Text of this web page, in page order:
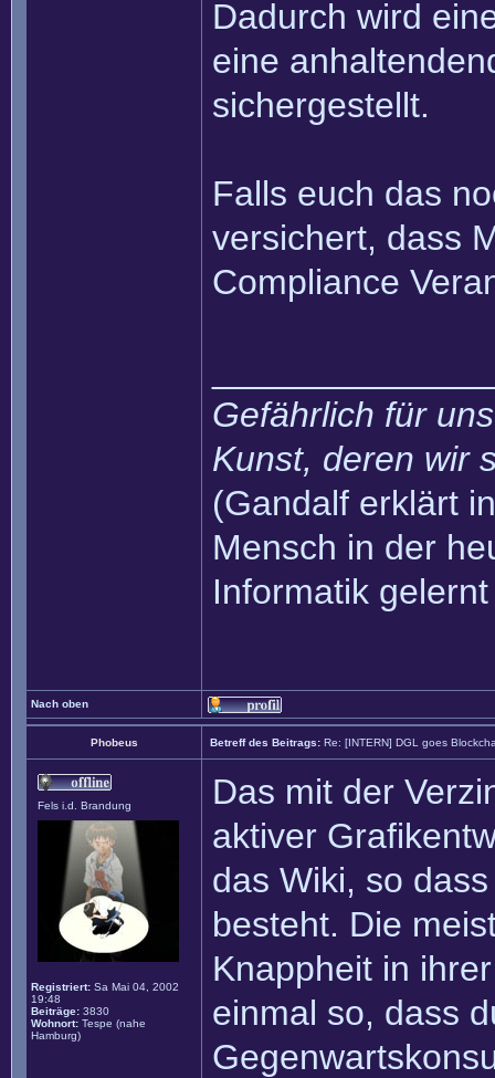
Dadurch wird
eine
sichergestellt.
Falls euch das
versichert, dass
Compliance
Gefährlich für
Kunst, deren wir
(Gandalf erklärt
Mensch in der
Informatik
Nach oben
Phobeus Betreff des Beitrags: Re: [INTERN] DGL goes
Fels i.d. Brandung
Registriert: Sa Mai 04, 2002
19:48
Beiträge: 3830
Wohnort: Tespe (nahe
Hamburg)
Das mit der
aktiver
das Wiki, so
besteht. Die
Knappheit in
einmal so, dass